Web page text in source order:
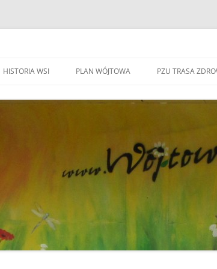
ŚMIECI
HISTORIA WSI
KAPLICZKI I KRZYŻE W WÓJTOWIE
ZWIĄZANI Z WÓJOWEM
BO JESTEM STĄD
PLAN WÓJTOWA PZU TRASA